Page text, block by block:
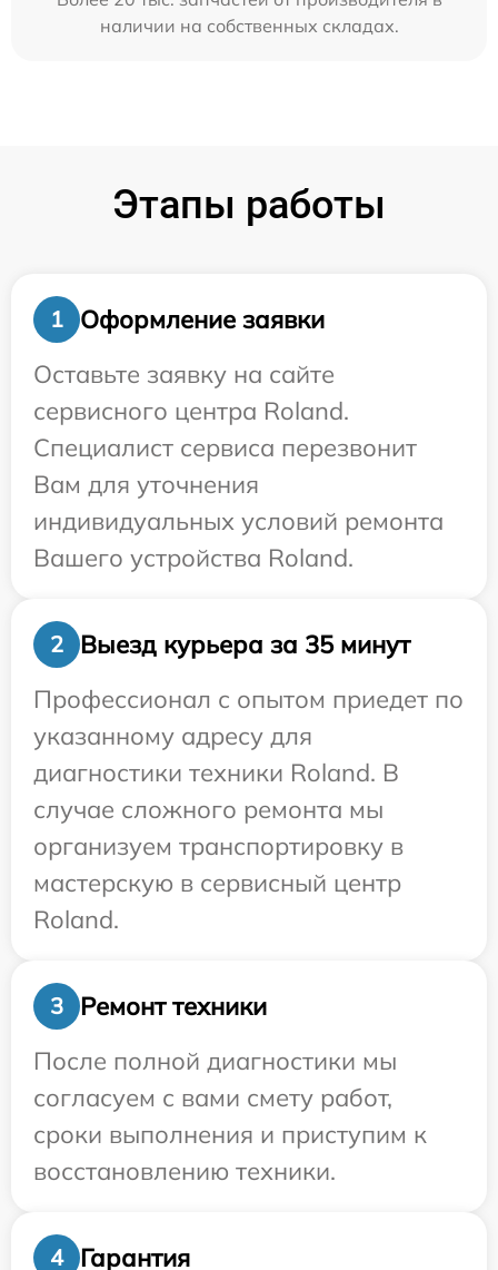
наличии на собственных складах.
Этапы работы
1
Оформление заявки
Оставьте заявку на сайте
сервисного центра Roland.
Специалист сервиса перезвонит
Вам для уточнения
индивидуальных условий ремонта
Вашего устройства Roland.
2
Выезд курьера за 35 минут
Профессионал с опытом приедет по
указанному адресу для
диагностики техники Roland. В
случае сложного ремонта мы
организуем транспортировку в
мастерскую в сервисный центр
Roland.
3
Ремонт техники
После полной диагностики мы
согласуем с вами смету работ,
сроки выполнения и приступим к
восстановлению техники.
4 Гарантия